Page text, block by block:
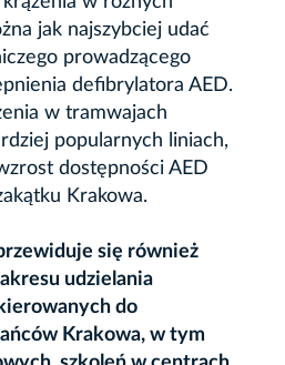
jak najszybciej udać
prowadzącego
defibrylatora AED.
w tramwajach
popularnych liniach,
dostępności AED
Krakowa.
się również
udzielania
do
Krakowa, w tym